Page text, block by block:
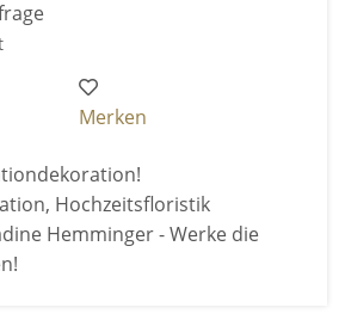
Merken
Hochzeitsfloristik
Hemminger - Werke die